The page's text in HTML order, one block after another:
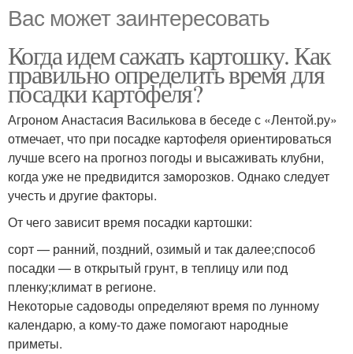
Вас может заинтересовать
Когда идем сажать картошку. Как
правильно определить время для
посадки картофеля?
Агроном Анастасия Василькова в беседе с «Лентой.ру»
отмечает, что при посадке картофеля ориентироваться
лучше всего на прогноз погоды и высаживать клубни,
когда уже не предвидится заморозков. Однако следует
учесть и другие факторы.
От чего зависит время посадки картошки:
сорт — ранний, поздний, озимый и так далее;способ
посадки — в открытый грунт, в теплицу или под
пленку;климат в регионе.
Некоторые садоводы определяют время по лунному
календарю, а кому-то даже помогают народные
приметы.